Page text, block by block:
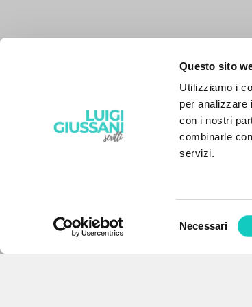
Questo sito
Utilizziamo i
per analizzare
con i nostri
combinarle
servizi.
Necessari
IL PROGETTO